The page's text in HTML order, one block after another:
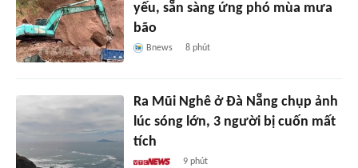
yếu, sẵn sàng ứng phó mùa mưa
bão
Bnews 8 phút
Ra Mũi Nghê ở Đà Nẵng chụp ảnh
lúc sóng lớn, 3 người bị cuốn mất
tích
9 phút